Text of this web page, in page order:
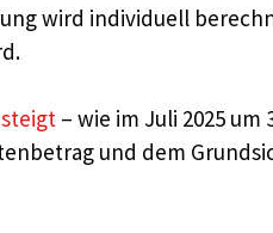
wird individuell
– wie im Juli 2025
und dem